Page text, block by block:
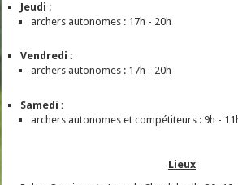
Jeudi :
archers autonomes : 17h - 20h
Vendredi :
archers autonomes : 17h - 20h
Samedi :
archers autonomes et compétiteurs : 9h -
Lieux